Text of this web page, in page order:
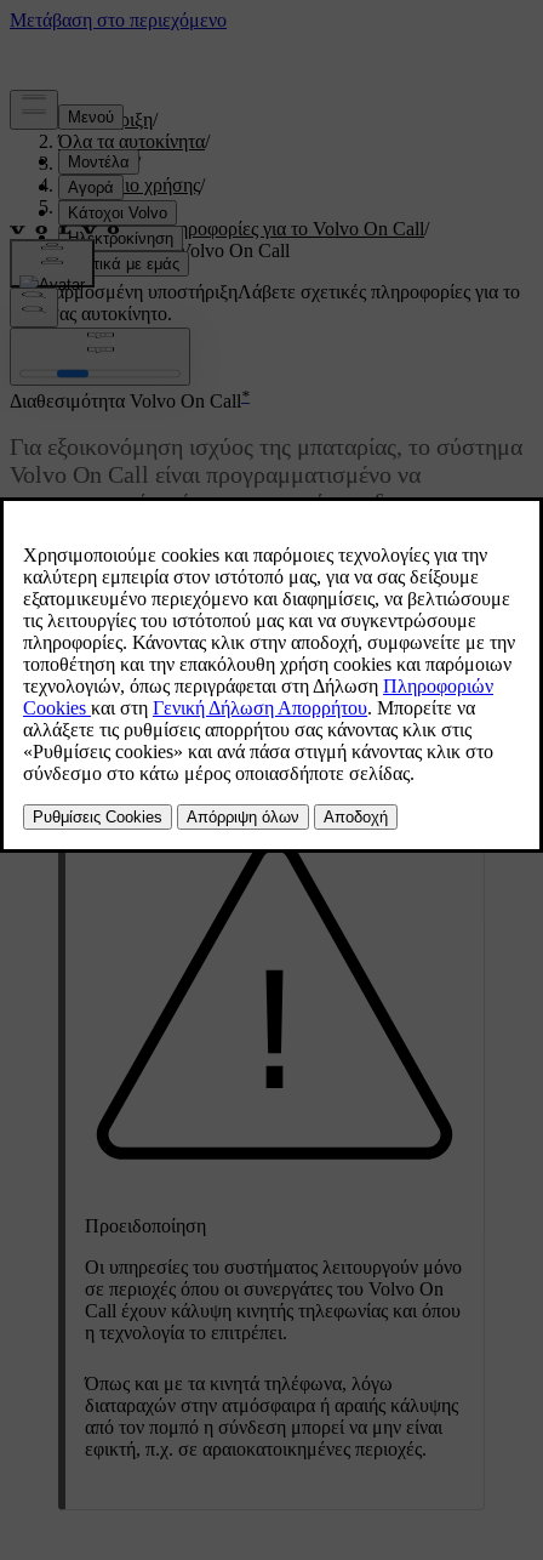
Υποστήριξη/
Όλα τα αυτοκίνητα/
V60 2022 /
Εγχειρίδιο χρήσης/
Volvo On Call/
Πρακτικές πληροφορίες για το Volvo On Call/
Διαθεσιμότητα Volvo On Call
Προσαρμοσμένη υποστήριξηΛάβετε σχετικές πληροφορίες για το
δικό σας αυτοκίνητο.
Ενημερώθηκε 19/10/2021
Διαθεσιμότητα Volvo On Call*
Για εξοικονόμηση ισχύος της μπαταρίας, το σύστημα
Volvo On Call είναι προγραμματισμένο να
απενεργοποιείται όταν το αυτοκίνητο δεν
Το Volvo On Call είναι πλήρως διαθέσιμο για 5 ολόκληρες ημέρες.
Για τις ημέρες 6-21, οι υπηρεσίες όπως, για παράδειγμα, η
ακινητοποίηση εξ αποστάσεως και ο εντοπισμός κλεμμένου
οχήματος ενεργοποιούνται μέσω του κέντρου εξυπηρέτησης Volvo
On Call.[1]Μετά από 22 πλήρεις ημέρες, το σύστημα
αποσυνδέεται για λόγους εξοικονόμησης ισχύος της μπαταρίας και
είναι πλήρως διαθέσιμο ξανά μόλις το αυτοκίνητο τεθεί σε
λειτουργία.
Προειδοποίηση
Οι υπηρεσίες του συστήματος λειτουργούν μόνο
σε περιοχές όπου οι συνεργάτες του Volvo On
Call έχουν κάλυψη κινητής τηλεφωνίας και όπου
η τεχνολογία το επιτρέπει.
Όπως και με τα κινητά τηλέφωνα, λόγω
διαταραχών στην ατμόσφαιρα ή αραιής κάλυψης
από τον πομπό η σύνδεση μπορεί να μην είναι
εφικτή, π.χ. σε αραιοκατοικημένες περιοχές.